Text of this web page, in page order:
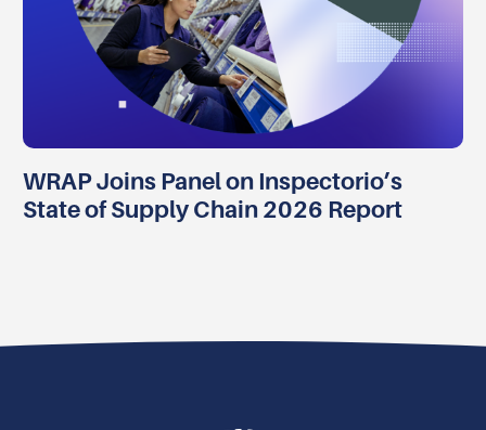
WRAP Joins Panel on Inspectorio’s
State of Supply Chain 2026 Report